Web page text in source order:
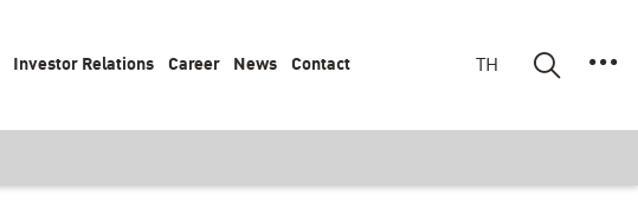
Investor Relations Career News Contact TH